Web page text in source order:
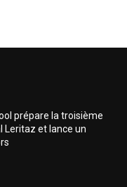
prépare la troisième
Leritaz et lance un